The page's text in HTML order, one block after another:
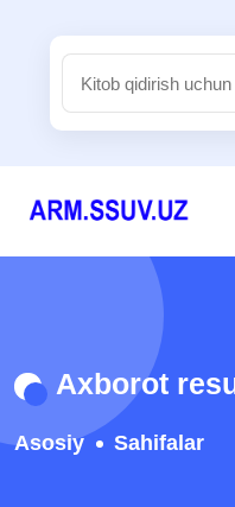
Axborot
Asosiy Sahifalar